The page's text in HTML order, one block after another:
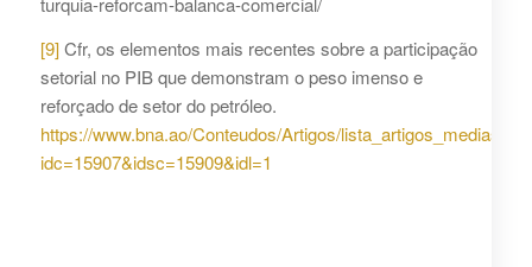
[9]Cfr, os elementos mais recentes sobre a participação
setorial no PIB que demonstram o peso imenso e
reforçado de setor do petróleo.
https://www.bna.ao/Conteudos/Artigos/
idc=15907&idsc=15909&idl=1